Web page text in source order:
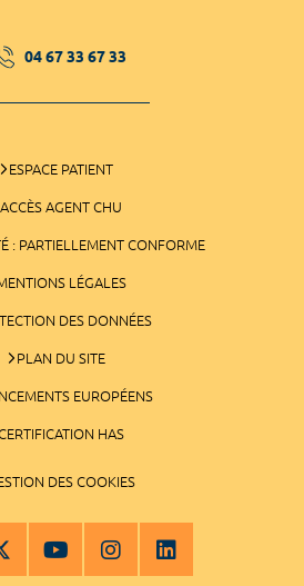
04 67 33 67 33
ESPACE PATIENT
ACCÈS AGENT CHU
: PARTIELLEMENT CONFORME
LÉGALES
DES DONNÉES
PLAN DU SITE
EUROPÉENS
HAS
DES COOKIES